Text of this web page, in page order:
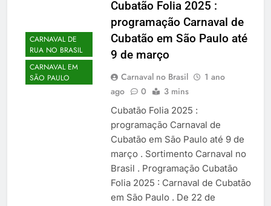
CARNAVAL DE
RUA NO BRASIL
CARNAVAL EM
SÃO PAULO
Cubatão Folia 2025 :
programação Carnaval de
Cubatão em São Paulo até
9 de março
Carnaval no Brasil
1 ano
ago
0 3 mins
Cubatão Folia 2025 :
programação Carnaval de
Cubatão em São Paulo até 9 de
março . Sortimento Carnaval no
Brasil . Programação Cubatão
Folia 2025 : Carnaval de Cubatão
em São Paulo . De 22 de